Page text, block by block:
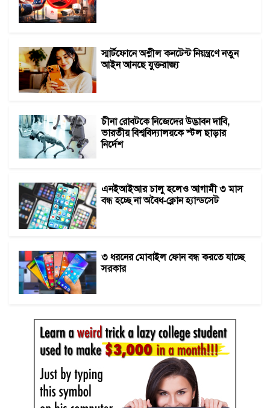
স্মার্টফোনে অশ্লীল কনটেন্ট নিয়ন্ত্রণে নতুন
আইন আনছে যুক্তরাজ্য
চীনা রোবটকে নিজেদের উদ্ভাবন দাবি,
ভারতীয় বিশ্ববিদ্যালয়কে স্টল ছাড়ার
নির্দেশ
এনইআইআর চালু হলেও আগামী ৩ মাস
বন্ধ হচ্ছে না অবৈধ-ক্লোন হ্যান্ডসেট
৩ ধরনের মোবাইল ফোন বন্ধ করতে যাচ্ছে
সরকার